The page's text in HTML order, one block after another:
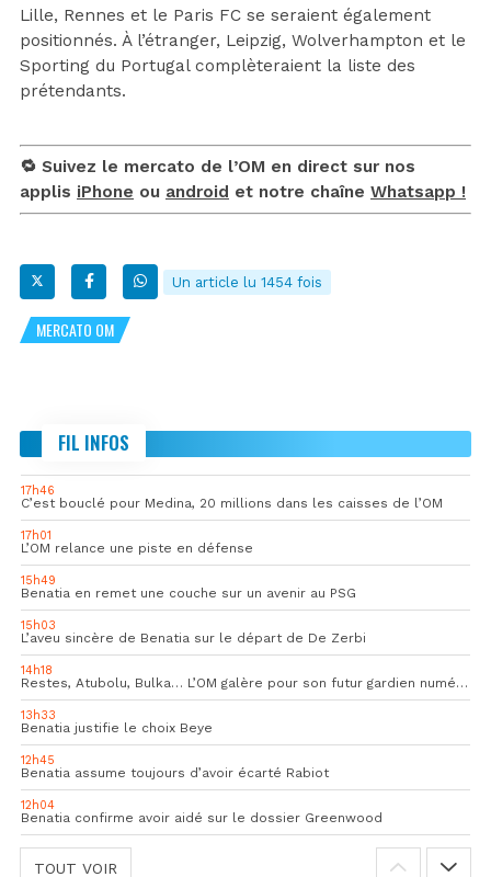
Lille, Rennes et le Paris FC se seraient également
positionnés. À l’étranger, Leipzig, Wolverhampton et le
Sporting du Portugal complèteraient la liste des
prétendants.
🔁 Suivez le mercato de l’OM en direct sur nos
applis iPhone ou android et notre chaîne Whatsapp !
Un article lu 1454 fois
MERCATO OM
FIL INFOS
17h46
C’est bouclé pour Medina, 20 millions dans les caisses de l’OM
17h01
L’OM relance une piste en défense
15h49
Benatia en remet une couche sur un avenir au PSG
15h03
L’aveu sincère de Benatia sur le départ de De Zerbi
14h18
Restes, Atubolu, Bulka… L’OM galère pour son futur gardien numéro 1
13h33
Benatia justifie le choix Beye
12h45
Benatia assume toujours d’avoir écarté Rabiot
12h04
Benatia confirme avoir aidé sur le dossier Greenwood
TOUT VOIR